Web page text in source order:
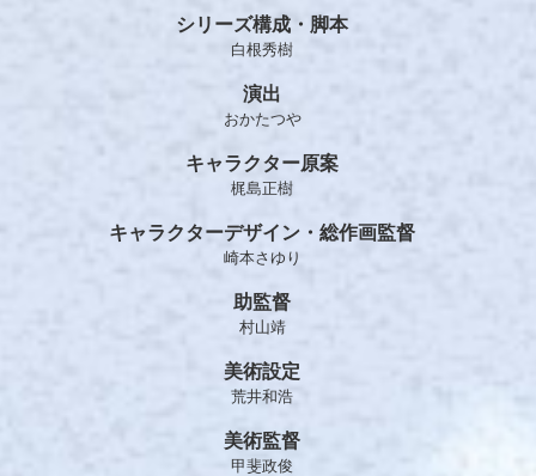
シリーズ構成・脚本
白根秀樹
演出
おかたつや
キャラクター原案
梶島正樹
キャラクターデザイン・総作画監督
崎本さゆり
助監督
村山靖
美術設定
荒井和浩
美術監督
甲斐政俊